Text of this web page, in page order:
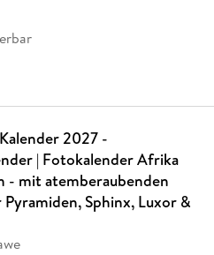
2027 -
| Fotokalender Afrika
- mit atemberaubenden
Sphinx, Luxor &